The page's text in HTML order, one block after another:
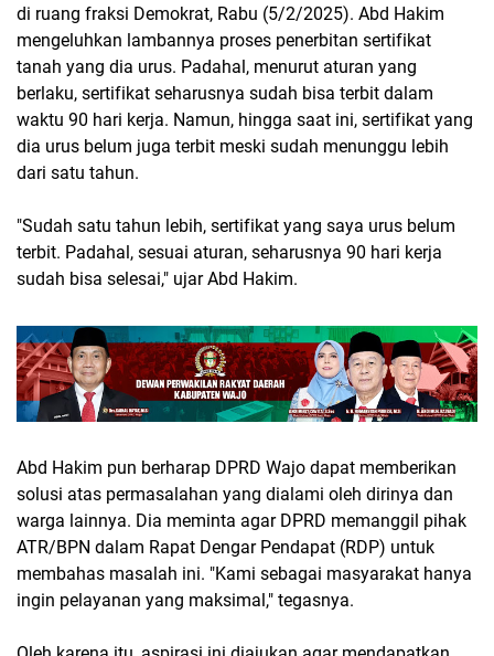
di ruang fraksi Demokrat, Rabu (5/2/2025). Abd Hakim
mengeluhkan lambannya proses penerbitan sertifikat
tanah yang dia urus. Padahal, menurut aturan yang
berlaku, sertifikat seharusnya sudah bisa terbit dalam
waktu 90 hari kerja. Namun, hingga saat ini, sertifikat yang
dia urus belum juga terbit meski sudah menunggu lebih
dari satu tahun.
"Sudah satu tahun lebih, sertifikat yang saya urus belum
terbit. Padahal, sesuai aturan, seharusnya 90 hari kerja
sudah bisa selesai," ujar Abd Hakim.
Abd Hakim pun berharap DPRD Wajo dapat memberikan
solusi atas permasalahan yang dialami oleh dirinya dan
warga lainnya. Dia meminta agar DPRD memanggil pihak
ATR/BPN dalam Rapat Dengar Pendapat (RDP) untuk
membahas masalah ini. "Kami sebagai masyarakat hanya
ingin pelayanan yang maksimal," tegasnya.